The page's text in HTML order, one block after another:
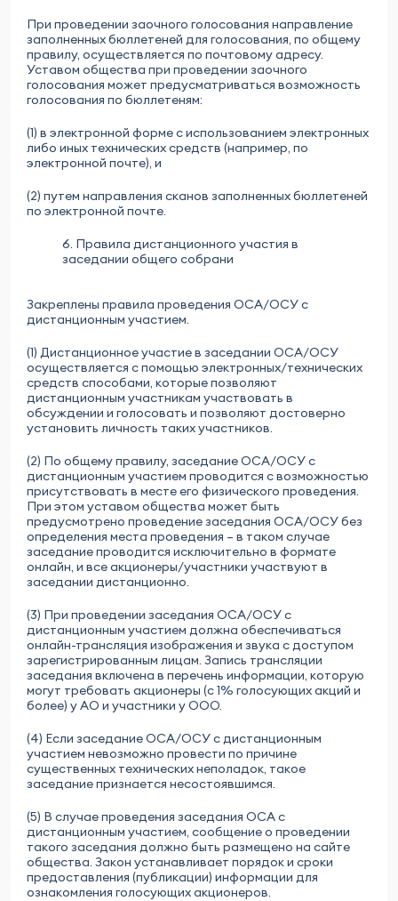
При проведении заочного голосования направление
заполненных бюллетеней для голосования, по общему
правилу, осуществляется по почтовому адресу.
Уставом общества при проведении заочного
голосования может предусматриваться возможность
голосования по бюллетеням:
(1) в электронной форме с использованием электронных
либо иных технических средств (например, по
электронной почте), и
(2) путем направления сканов заполненных бюллетеней
по электронной почте.
6. Правила дистанционного участия в
заседании общего собрани
Закреплены правила проведения ОСА/ОСУ с
дистанционным участием.
(1) Дистанционное участие в заседании ОСА/ОСУ
осуществляется с помощью электронных/технических
средств способами, которые позволяют
дистанционным участникам участвовать в
обсуждении и голосовать и позволяют достоверно
установить личность таких участников.
(2) По общему правилу, заседание ОСА/ОСУ с
дистанционным участием проводится с возможностью
присутствовать в месте его физического проведения.
При этом уставом общества может быть
предусмотрено проведение заседания ОСА/ОСУ без
определения места проведения – в таком случае
заседание проводится исключительно в формате
онлайн, и все акционеры/участники участвуют в
заседании дистанционно.
(3) При проведении заседания ОСА/ОСУ с
дистанционным участием должна обеспечиваться
онлайн-трансляция изображения и звука с доступом
зарегистрированным лицам. Запись трансляции
заседания включена в перечень информации, которую
могут требовать акционеры (с 1% голосующих акций и
более) у АО и участники у ООО.
(4) Если заседание ОСА/ОСУ с дистанционным
участием невозможно провести по причине
существенных технических неполадок, такое
заседание признается несостоявшимся.
(5) В случае проведения заседания ОСА с
дистанционным участием, сообщение о проведении
такого заседания должно быть размещено на сайте
общества. Закон устанавливает порядок и сроки
предоставления (публикации) информации для
ознакомления голосующих акционеров.